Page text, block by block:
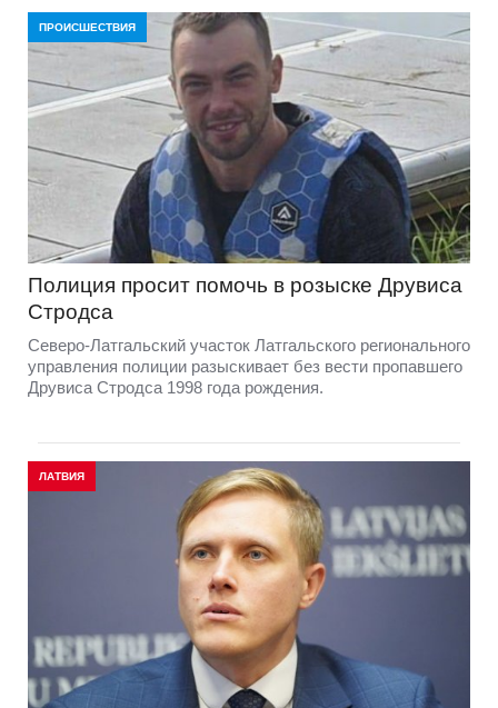
ПРОИСШЕСТВИЯ
Полиция просит помочь в розыске Друвиса
Стродса
Северо-Латгальский участок Латгальского регионального
управления полиции разыскивает без вести пропавшего
Друвиса Стродса 1998 года рождения.
ЛАТВИЯ